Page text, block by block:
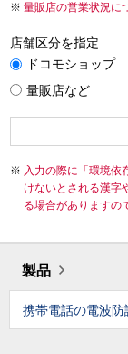
量販店の営業状況に
店舗区分を指定
ドコモショップ
量販店など
入力の際に「環境依
けないとされる漢字
る場合がありますの
製品
携帯電話の電波